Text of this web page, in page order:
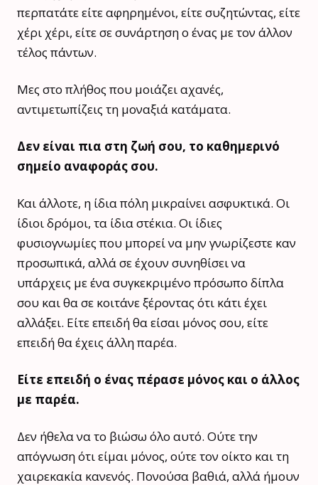
περπατάτε είτε αφηρημένοι, είτε συζητώντας, είτε
χέρι χέρι, είτε σε συνάρτηση ο ένας με τον άλλον
τέλος πάντων.
Μες στο πλήθος που μοιάζει αχανές,
αντιμετωπίζεις τη μοναξιά κατάματα.
Δεν είναι πια στη ζωή σου, το καθημερινό
σημείο αναφοράς σου.
Και άλλοτε, η ίδια πόλη μικραίνει ασφυκτικά. Οι
ίδιοι δρόμοι, τα ίδια στέκια. Οι ίδιες
φυσιογνωμίες που μπορεί να μην γνωρίζεστε καν
προσωπικά, αλλά σε έχουν συνηθίσει να
υπάρχεις με ένα συγκεκριμένο πρόσωπο δίπλα
σου και θα σε κοιτάνε ξέροντας ότι κάτι έχει
αλλάξει. Είτε επειδή θα είσαι μόνος σου, είτε
επειδή θα έχεις άλλη παρέα.
Είτε επειδή ο ένας πέρασε μόνος και ο άλλος
με παρέα.
Δεν ήθελα να το βιώσω όλο αυτό. Ούτε την
απόγνωση ότι είμαι μόνος, ούτε τον οίκτο και τη
χαιρεκακία κανενός. Πονούσα βαθιά, αλλά ήμουν